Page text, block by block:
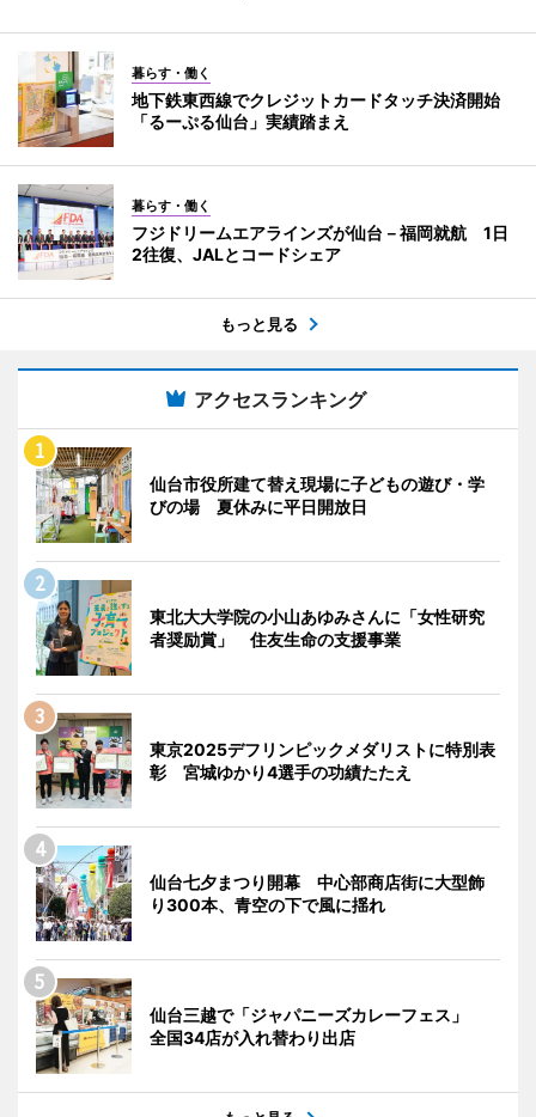
暮らす・働く
地下鉄東西線でクレジットカードタッチ決済開始
「るーぷる仙台」実績踏まえ
暮らす・働く
フジドリームエアラインズが仙台－福岡就航 1日
2往復、JALとコードシェア
もっと見る
アクセスランキング
仙台市役所建て替え現場に子どもの遊び・学
びの場 夏休みに平日開放日
東北大大学院の小山あゆみさんに「女性研究
者奨励賞」 住友生命の支援事業
東京2025デフリンピックメダリストに特別表
彰 宮城ゆかり4選手の功績たたえ
仙台七夕まつり開幕 中心部商店街に大型飾
り300本、青空の下で風に揺れ
仙台三越で「ジャパニーズカレーフェス」
全国34店が入れ替わり出店